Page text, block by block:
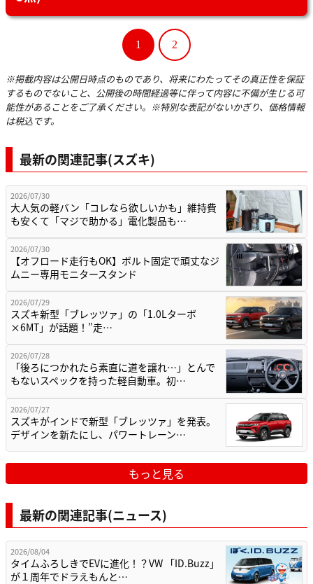
1 2
※掲載内容は公開日時点のものであり、将来にわたってその真正性を保証
するものでないこと、公開後の時間経過等に伴って内容に不備が生じる可
能性があることをご了承ください。※特別な表記がないかぎり、価格情報
は税込です。
最新の関連記事(スズキ)
2026/07/30
大人気の軽バン「コレなら欲しいかも」維持費
も安くて「マジで助かる」電化製品も…
2026/07/30
【オフロード走行もOK】ボルト固定で頑丈なジ
ムニー専用モニタースタンド
2026/07/29
スズキ新型「ブレッツァ」の「1.0Lターボ
×6MT」が話題！”走…
2026/07/28
「後ろにつかれたら素直に道を譲れ…」とんで
もないスペックを持った軽自動車。初…
2026/07/27
スズキがインドで新型「ブレッツァ」を発表。
デザインを新たにし、パワートレーン…
もっと見る
最新の関連記事(ニュース)
2026/08/04
タイムふろしきでEVに進化！？VW 「ID.Buzz」
が１周年でドラえもんと…